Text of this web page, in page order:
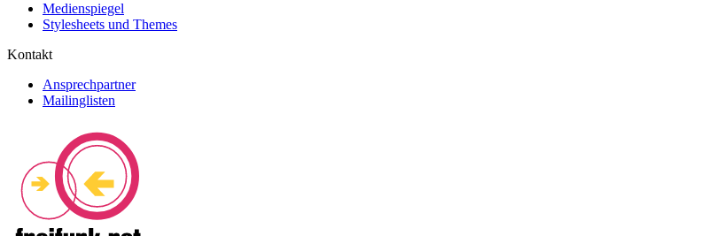
Medienspiegel
Stylesheets und Themes
Kontakt
Ansprechpartner
Mailinglisten